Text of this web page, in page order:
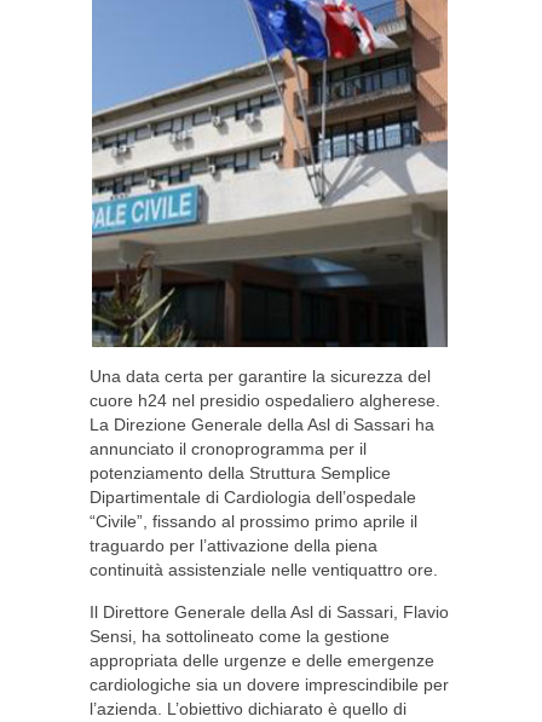
Una data certa per garantire la sicurezza del
cuore h24 nel presidio ospedaliero algherese.
La Direzione Generale della Asl di Sassari ha
annunciato il cronoprogramma per il
potenziamento della Struttura Semplice
Dipartimentale di Cardiologia dell’ospedale
“Civile”, fissando al prossimo primo aprile il
traguardo per l’attivazione della piena
continuità assistenziale nelle ventiquattro ore.
Il Direttore Generale della Asl di Sassari, Flavio
Sensi, ha sottolineato come la gestione
appropriata delle urgenze e delle emergenze
cardiologiche sia un dovere imprescindibile per
l’azienda. L’obiettivo dichiarato è quello di